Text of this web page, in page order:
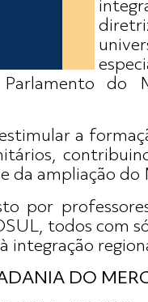
do
a
da ampliação do
por
todos com
integração
DO